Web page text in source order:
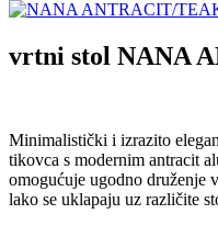
vrtni stol NANA
Minimalistički i izrazito
tikovca s modernim antracit
omogućuje ugodno druženje
lako se uklapaju uz različite